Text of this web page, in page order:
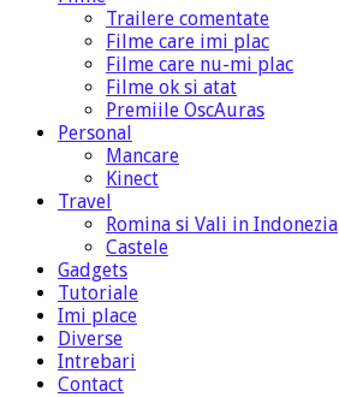
Trailere comentate
Filme care imi plac
Filme care nu-mi plac
Filme ok si atat
Premiile OscAuras
Personal
Mancare
Kinect
Travel
Romina si Vali in Indonezia
Castele
Gadgets
Tutoriale
Imi place
Diverse
Intrebari
Contact